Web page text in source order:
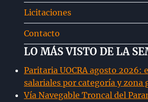
Licitaciones
Contacto
LO MÁS VISTO DE LA
Paritaria UOCRA agosto 2026:
salariales por categoría y zona
Vía Navegable Troncal del